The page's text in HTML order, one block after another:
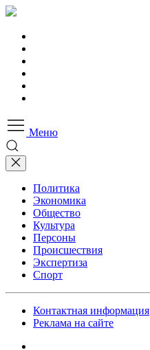
Меню
Политика
Экономика
Общество
Культура
Персоны
Происшествия
Экспертиза
Спорт
Контактная информация
Реклама на сайте